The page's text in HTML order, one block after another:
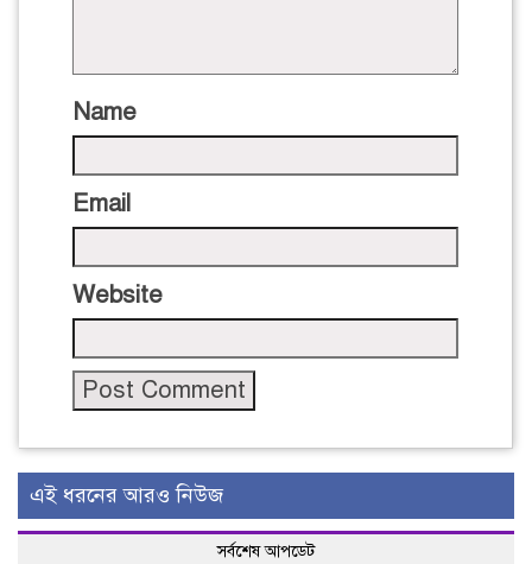
Name
Email
Website
এই ধরনের আরও নিউজ
সর্বশেষ আপডেট